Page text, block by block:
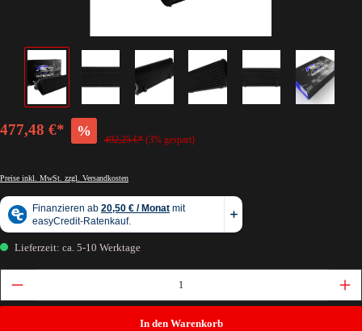
477,48 €* %
492,25 €* (3% gespart)
Preise inkl. MwSt. zzgl. Versandkosten
Lieferzeit: ca. 5-10 Werktage
In den Warenkorb